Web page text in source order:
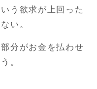
う欲求が上回った
い。
分がお金を払わせ
。